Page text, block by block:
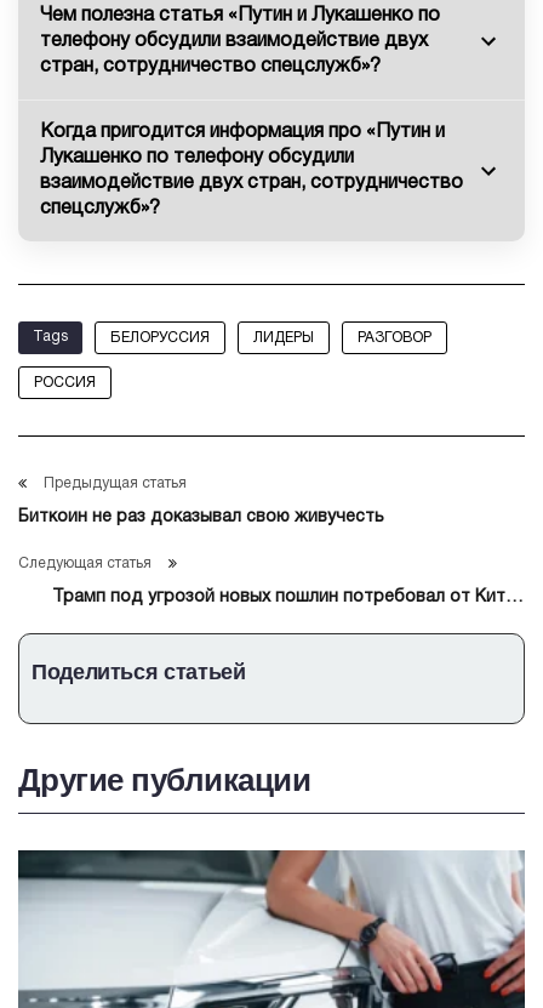
Чем полезна статья «Путин и Лукашенко по
телефону обсудили взаимодействие двух
стран, сотрудничество спецслужб»?
Когда пригодится информация про «Путин и
Лукашенко по телефону обсудили
взаимодействие двух стран, сотрудничество
спецслужб»?
Tags БЕЛОРУССИЯ ЛИДЕРЫ РАЗГОВОР
РОССИЯ
Предыдущая статья
Биткоин не раз доказывал свою живучесть
Следующая статья
Трамп под угрозой новых пошлин потребовал от Китая
Поделиться статьей
Другие публикации